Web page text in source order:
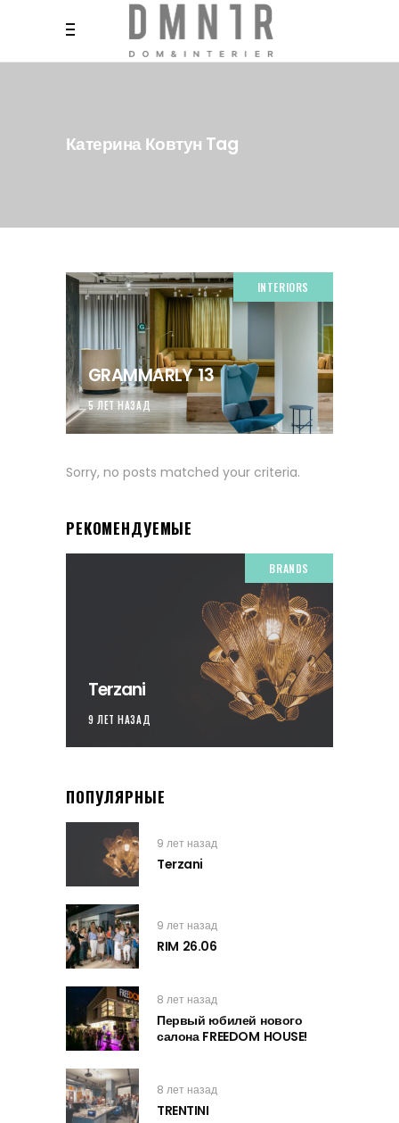
Катерина Ковтун Tag
INTERIORS
GRAMMARLY 13
5 ЛЕТ НАЗАД
Sorry, no posts matched your criteria.
РЕКОМЕНДУЕМЫЕ
BRANDS
Terzani
9 ЛЕТ НАЗАД
ПОПУЛЯРНЫЕ
9 лет назад
Terzani
9 лет назад
RIM 26.06
8 лет назад
Первый юбилей нового
салона FREEDOM HOUSE!
8 лет назад
TRENTINI